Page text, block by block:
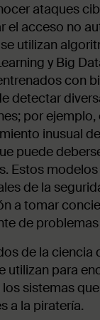
ataques
el acceso no
utilizan
y Big
con
detectar
por ejemplo,
inusual
puede
Estos
de la
a tomar
de
de la ciencia
utilizan para
sistemas
a la piratería.